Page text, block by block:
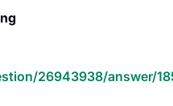
26943938/answer/